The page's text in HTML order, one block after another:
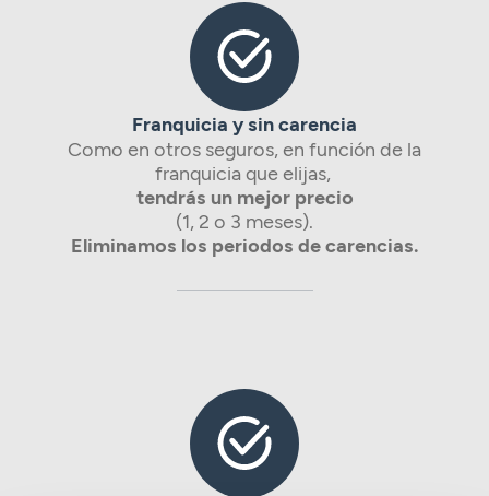
Franquicia y sin carencia
Como en otros seguros, en función de la
franquicia que elijas,
tendrás un mejor precio
(1, 2 o 3 meses).
Eliminamos los periodos de carencias.